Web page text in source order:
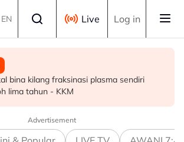
EN Live Log in
bina kilang fraksinasi plasma sendiri
lima tahun - KKM
udang Thailand dijangka selesai
ini - Mohamad
BN terbuka untuk berunding, tukar kerusi -
Advertisement